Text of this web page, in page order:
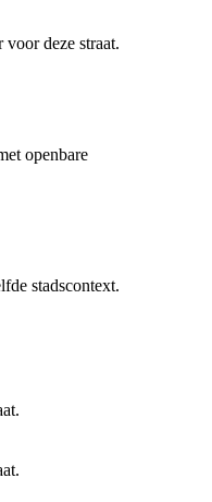
voor deze straat.
openbare
stadscontext.